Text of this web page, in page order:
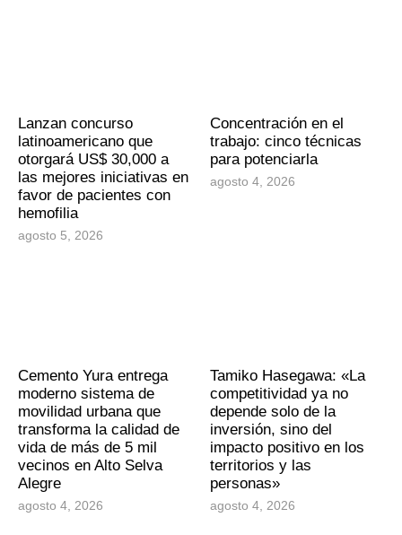
Lanzan concurso
latinoamericano que
otorgará US$ 30,000 a
las mejores iniciativas en
favor de pacientes con
hemofilia
agosto 5, 2026
Concentración en el
trabajo: cinco técnicas
para potenciarla
agosto 4, 2026
Cemento Yura entrega
moderno sistema de
movilidad urbana que
transforma la calidad de
vida de más de 5 mil
vecinos en Alto Selva
Alegre
agosto 4, 2026
Tamiko Hasegawa: «La
competitividad ya no
depende solo de la
inversión, sino del
impacto positivo en los
territorios y las
personas»
agosto 4, 2026